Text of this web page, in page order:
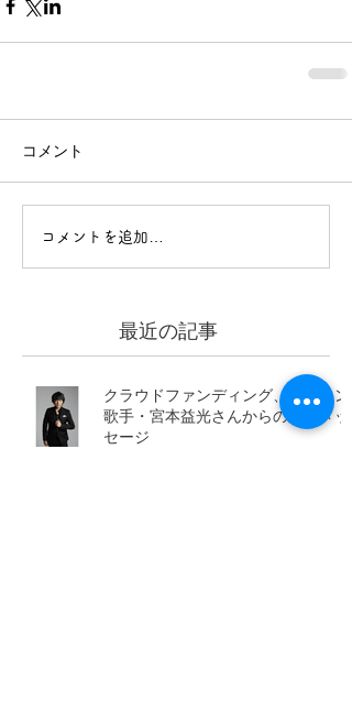
コメント
コメントを追加…
最近の記事
クラウドファンディング、バリトン
歌手・宮本益光さんからの応援メッ
セージ